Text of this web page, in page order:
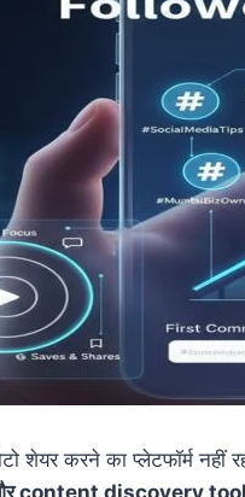
शेयर करने का प्लेटफॉर्म